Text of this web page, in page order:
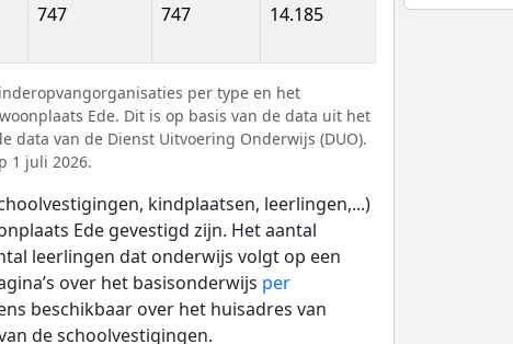
747 747 14.185
per type en het
Ede. Dit is op basis van de data uit het
data van de Dienst Uitvoering Onderwijs (DUO).
1 juli 2026.
kindplaatsen, leerlingen,...)
Ede gevestigd zijn. Het aantal
leerlingen dat onderwijs volgt op een
over het basisonderwijs per
beschikbaar over het huisadres van
de schoolvestigingen.